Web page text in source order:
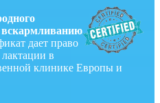
вскармливанию
дает право
в
клинике Европы и